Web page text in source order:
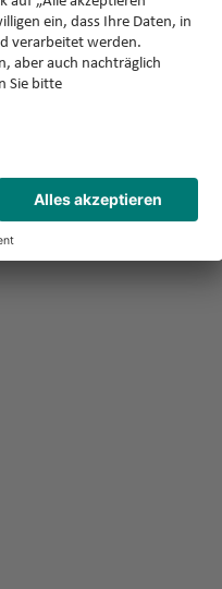
Sie haben Fragen,
Buchung?